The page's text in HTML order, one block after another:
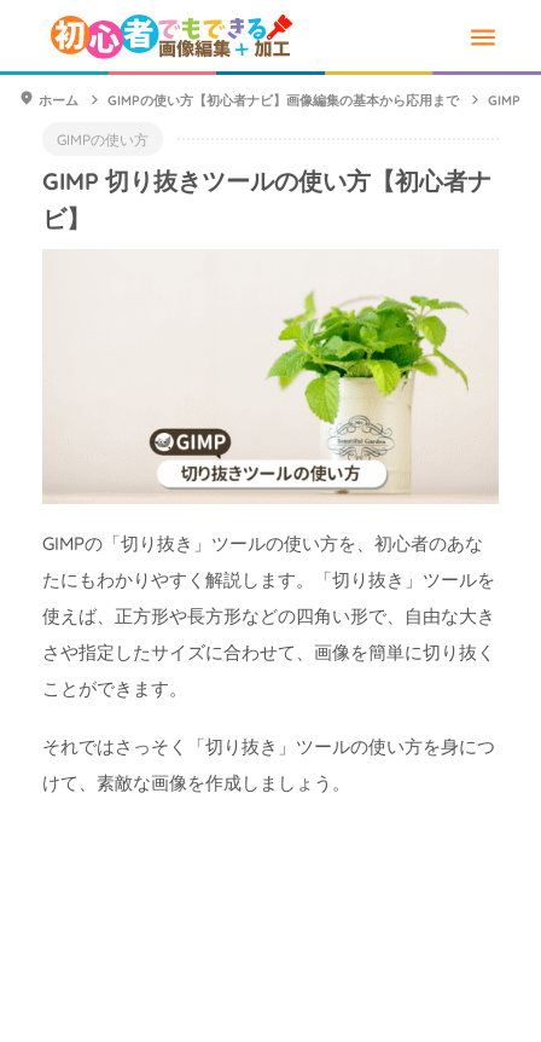
ホーム GIMPの使い方【初心者ナビ】画像編集の基本から応用まで GIMP
GIMPの使い方
GIMP 切り抜きツールの使い方【初心者ナ
ビ】
GIMPの「切り抜き」ツールの使い方を、初心者のあな
たにもわかりやすく解説します。「切り抜き」ツールを
使えば、正方形や長方形などの四角い形で、自由な大き
さや指定したサイズに合わせて、画像を簡単に切り抜く
ことができます。
それではさっそく「切り抜き」ツールの使い方を身につ
けて、素敵な画像を作成しましょう。